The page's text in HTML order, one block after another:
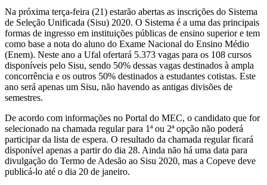
Na próxima terça-feira (21) estarão abertas as inscrições do Sistema
de Seleção Unificada (Sisu) 2020. O Sistema é a uma das principais
formas de ingresso em instituições públicas de ensino superior e tem
como base a nota do aluno do Exame Nacional do Ensino Médio
(Enem). Neste ano a Ufal ofertará 5.373 vagas para os 108 cursos
disponíveis pelo Sisu, sendo 50% dessas vagas destinados à ampla
concorrência e os outros 50% destinados a estudantes cotistas. Este
ano será apenas um Sisu, não havendo as antigas divisões de
semestres.
De acordo com informações no Portal do MEC, o candidato que for
selecionado na chamada regular para 1ª ou 2ª opção não poderá
participar da lista de espera. O resultado da chamada regular ficará
disponível apenas a partir do dia 28. Ainda não há uma data para
divulgação do Termo de Adesão ao Sisu 2020, mas a Copeve deve
publicá-lo até o dia 20 de janeiro.